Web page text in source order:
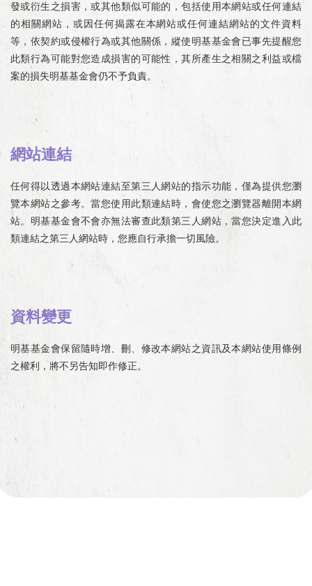
發或衍生之損害，或其他類似可能的，包括使用本網站或任何連結
的相關網站，或因任何揭露在本網站或任何連結網站的文件資料
等，依契約或侵權行為或其他關係，縱使明基基金會已事先提醒您
此類行為可能對您造成損害的可能性，其所產生之相關之利益或檔
案的損失明基基金會仍不予負責。
網站連結
任何得以透過本網站連結至第三人網站的指示功能，僅為提供您瀏
覽本網站之參考。當您使用此類連結時，會使您之瀏覽器離開本網
站。明基基金會不會亦無法審查此類第三人網站，當您決定進入此
類連結之第三人網站時，您應自行承擔一切風險。
資料變更
明基基金會保留隨時增、刪、修改本網站之資訊及本網站使用條例
之權利，將不另告知即作修正。